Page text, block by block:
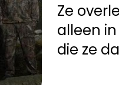
Ze
alleen
die ze